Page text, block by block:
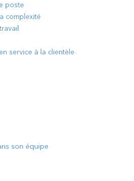
poste
complexité
service à la clientèle
son équipe